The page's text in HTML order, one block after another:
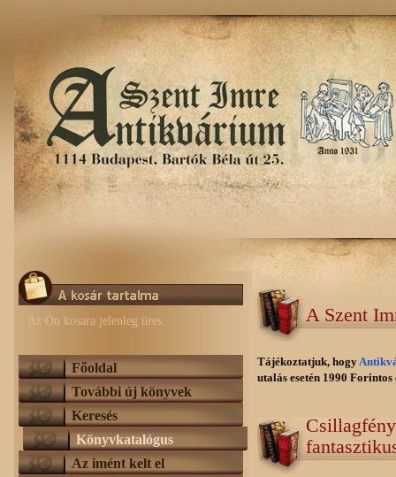
Az Ön kosara jelenleg üres.
Főoldal
További új könyvek
Keresés
Könyvkatalógus
Az imént kelt el
A Szent
Tájékoztatjuk, hogy
utalás esetén 1990